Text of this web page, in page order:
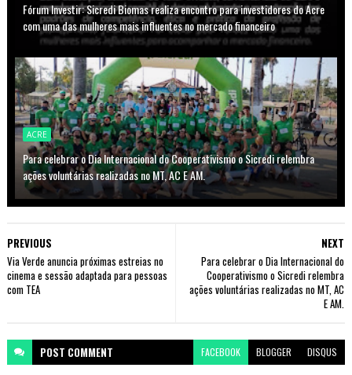
Fórum Investir: Sicredi Biomas realiza encontro para investidores do Acre
com uma das mulheres mais influentes no mercado financeiro
ACRE
Para celebrar o Dia Internacional do Cooperativismo o Sicredi relembra
ações voluntárias realizadas no MT, AC E AM.
NEXT
Para celebrar o Dia Internacional do
Cooperativismo o Sicredi relembra
ações voluntárias realizadas no MT, AC
E AM.
PREVIOUS
Via Verde anuncia próximas estreias no
cinema e sessão adaptada para pessoas
com TEA
POST COMMENT FACEBOOK BLOGGER DISQUS